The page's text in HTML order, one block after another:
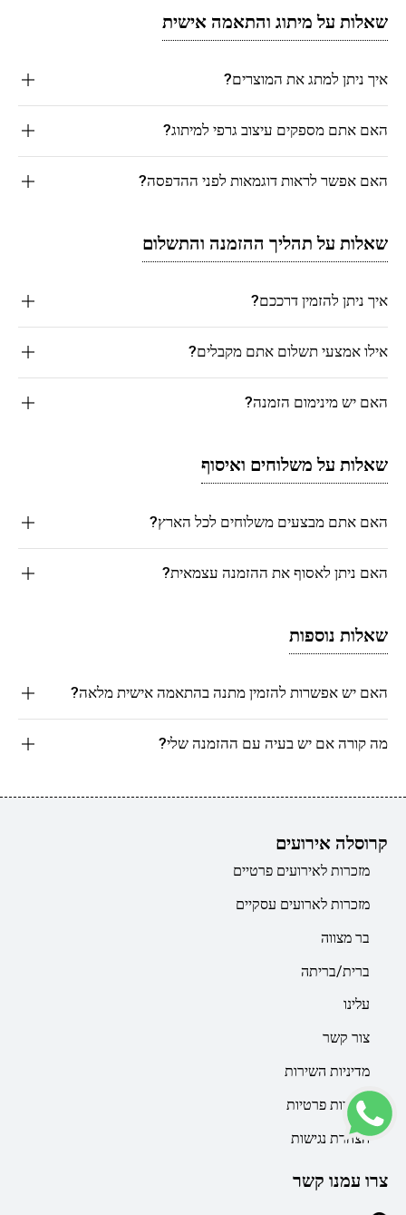
שאלות על מיתוג והתאמה אישית
איך ניתן למתג את המוצרים?
האם אתם מספקים עיצוב גרפי למיתוג?
האם אפשר לראות דוגמאות לפני ההדפסה?
שאלות על תהליך ההזמנה והתשלום
איך ניתן להזמין דרככם?
אילו אמצעי תשלום אתם מקבלים?
האם יש מינימום הזמנה?
שאלות על משלוחים ואיסוף
האם אתם מבצעים משלוחים לכל הארץ?
האם ניתן לאסוף את ההזמנה עצמאית?
שאלות נוספות
האם יש אפשרות להזמין מתנה בהתאמה אישית מלאה?
מה קורה אם יש בעיה עם ההזמנה שלי?
קרוסלה אירועים
מזכרות לאירועים פרטיים
מזכרות לארועים עסקיים
בר מצווה
ברית/בריתה
עלינו
צור קשר
מדיניות השירות
מדיניות פרטיות
הצהרת נגישות
צרו עמנו קשר